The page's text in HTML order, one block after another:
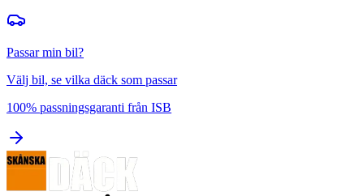
Passar min bil?
Välj bil, se vilka däck som passar
100% passningsgaranti från ISB